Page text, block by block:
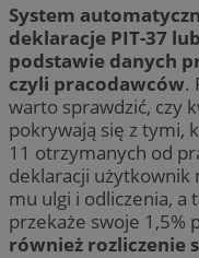
System
deklaracje PIT-37
podstawie danych
czyli pracodawców.
warto sprawdzić, czy
pokrywają się z tymi,
11 otrzymanych od
deklaracji użytkownik
mu ulgi i odliczenia, a
przekaże swoje 1,5%
również rozliczenie